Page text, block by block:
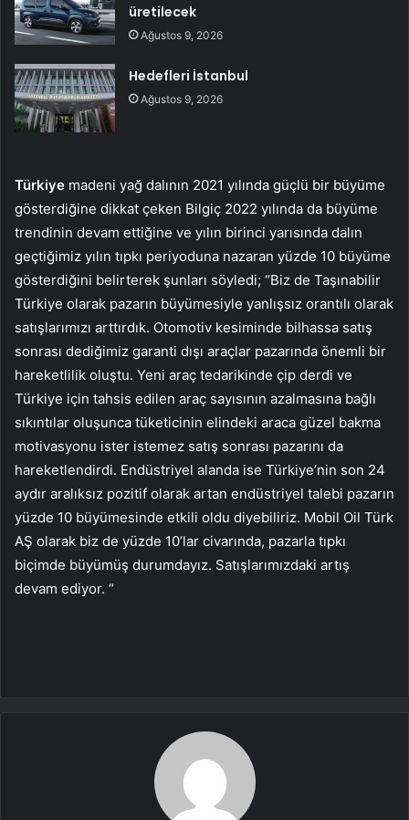
üretilecek
Ağustos 9, 2026
Hedefleri İstanbul
Ağustos 9, 2026
Türkiye madeni yağ dalının 2021 yılında güçlü bir büyüme
gösterdiğine dikkat çeken Bilgiç 2022 yılında da büyüme
trendinin devam ettiğine ve yılın birinci yarısında dalın
geçtiğimiz yılın tıpkı periyoduna nazaran yüzde 10 büyüme
gösterdiğini belirterek şunları söyledi; “Biz de Taşınabilir
Türkiye olarak pazarın büyümesiyle yanlışsız orantılı olarak
satışlarımızı arttırdık. Otomotiv kesiminde bilhassa satış
sonrası dediğimiz garanti dışı araçlar pazarında önemli bir
hareketlilik oluştu. Yeni araç tedarikinde çip derdi ve
Türkiye için tahsis edilen araç sayısının azalmasına bağlı
sıkıntılar oluşunca tüketicinin elindeki araca güzel bakma
motivasyonu ister istemez satış sonrası pazarını da
hareketlendirdi. Endüstriyel alanda ise Türkiye’nin son 24
aydır aralıksız pozitif olarak artan endüstriyel talebi pazarın
yüzde 10 büyümesinde etkili oldu diyebiliriz. Mobil Oil Türk
AŞ olarak biz de yüzde 10’lar civarında, pazarla tıpkı
biçimde büyümüş durumdayız. Satışlarımızdaki artış
devam ediyor. “